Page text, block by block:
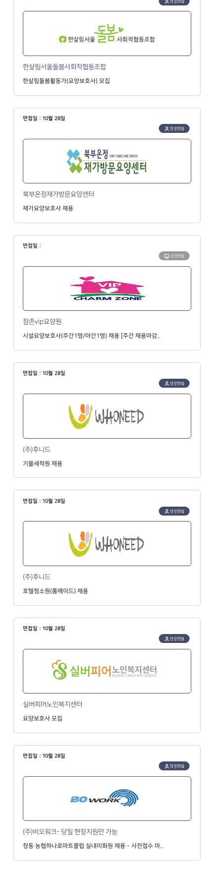
한살림서울돌봄사회적협동조합
한살림돌봄활동가(요양보호사) 모집
면접일 : 10월 28일
현장면접
북부온정재가방문요양센터
재가요양보호사 채용
면접일 :
사전면접
참존vip요양원
시설요양보호사(주간1명/야간1명) 채용 [주간 채용마감..
면접일 : 10월 28일
현장면접
(주)후니드
기물세척원 채용
면접일 : 10월 28일
현장면접
(주)후니드
호텔청소원(룸메이드) 채용
면접일 : 10월 28일
현장면접
실버피어노인복지센터
요양보호사 모집
면접일 : 10월 28일
현장면접
(주)비오워크- 당일 현장지원만 가능
창동 농협하나로마트클럽 실내미화원 채용 - 사전접수 마..